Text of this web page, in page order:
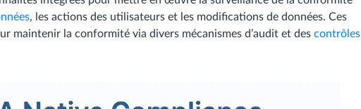
, les actions des utilisateurs et les modifications de données. Ces
maintenir la conformité via divers mécanismes d’audit et des contrôles